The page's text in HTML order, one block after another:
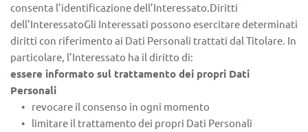
consenta l’identificazione dell’Interessato.Diritti
dell'InteressatoGli Interessati possono esercitare determinati
diritti con riferimento ai Dati Personali trattati dal Titolare. In
particolare, l’Interessato ha il diritto di:
essere informato sul trattamento dei propri Dati
Personali
revocare il consenso in ogni momento
limitare il trattamento dei propri Dati Personali